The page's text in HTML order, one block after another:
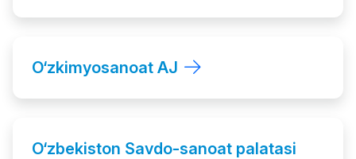
O‘zkimyosanoat AJ
O‘zbekiston Savdo-sanoat palatasi